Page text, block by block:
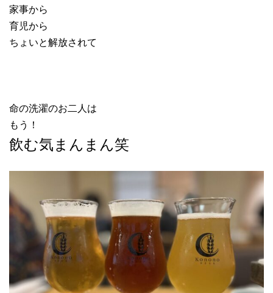
家事から
育児から
ちょいと解放されて
命の洗濯のお二人は
もう！
飲む気まんまん笑